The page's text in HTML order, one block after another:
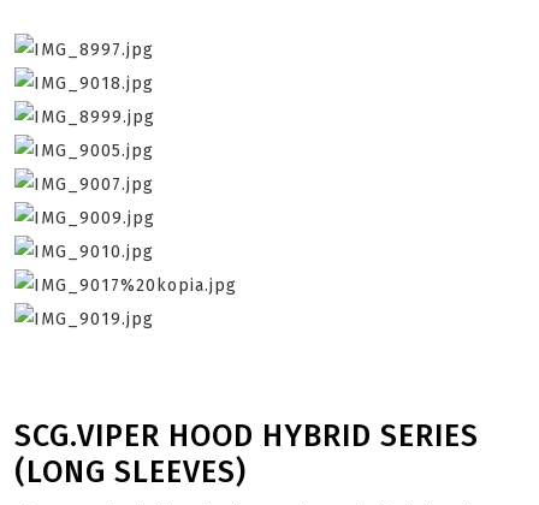
SCG.VIPER HOOD HYBRID SERIES
(LONG SLEEVES)